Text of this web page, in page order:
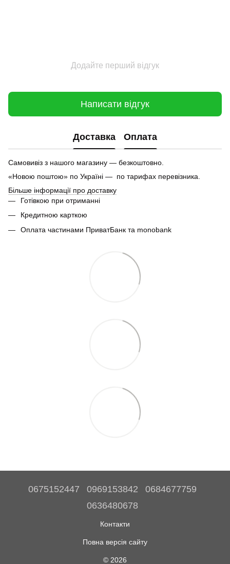
Додайте перший відгук
Написати відгук
Доставка Оплата
Самовивіз з нашого магазину — безкоштовно.
«Новою поштою» по Україні — по тарифах перевізника.
Більше інформації про доставку
Готівкою при отриманні
Кредитною карткою
Оплата частинами ПриватБанк та monobank
0675152447 0969153842
0684677759
0636480678
Контакти
Повна версія сайту
© 2026